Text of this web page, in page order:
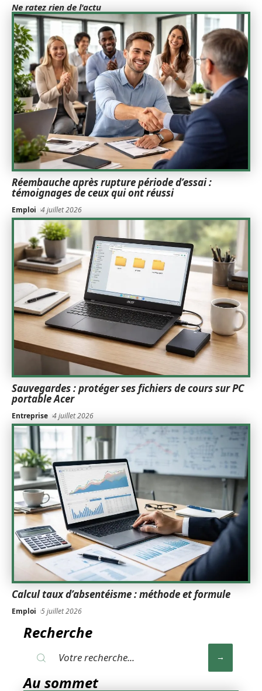
Ne ratez rien de l'actu
Réembauche après rupture période d’essai :
témoignages de ceux qui ont réussi
Emploi 4 juillet 2026
Sauvegardes : protéger ses fichiers de cours sur PC
portable Acer
Entreprise 4 juillet 2026
Calcul taux d’absentéisme : méthode et formule
Emploi 5 juillet 2026
Recherche
Au sommet